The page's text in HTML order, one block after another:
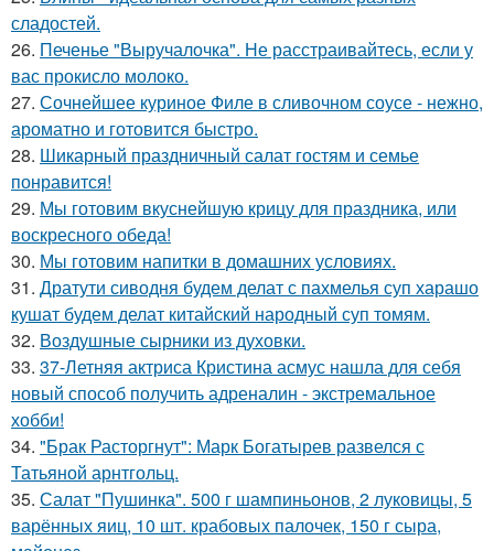
сладостей.
26. Печенье "Выручалочка". Не расстраивайтесь, если у
вас прокисло молоко.
27. Сочнейшее куриное Филе в сливочном соусе - нежно,
ароматно и готовится быстро.
28. Шикарный праздничный салат гостям и семье
понравится!
29. Мы готовим вкуснейшую крицу для праздника, или
воскресного обеда!
30. Мы готовим напитки в домашних условиях.
31. Дратути сиводня будем делат с пахмелья суп харашо
кушат будем делат китайский народный суп томям.
32. Воздушные сырники из духовки.
33. 37-Летняя актриса Кристина асмус нашла для себя
новый способ получить адреналин - экстремальное
хобби!
34. "Брак Расторгнут": Марк Богатырев развелся с
Татьяной арнтгольц.
35. Салат "Пушинка". 500 г шампиньонов, 2 луковицы, 5
варённых яиц, 10 шт. крабовых палочек, 150 г сыра,